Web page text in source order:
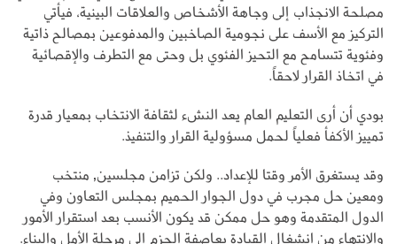
مصلحة الانجذاب إلى وجاهة الأشخاص والعلاقات البينية، فيأتي
التركيز مع الأسف على نجومية الصاخبين والمدفوعين بمصالح ذاتية
وفئوية تتسامح مع التحيز الفئوي بل وحتى مع التطرف والإقصائية
في اتخاذ القرار لاحقاً.
بودي أن أرى التعليم العام يعد النشء لثقافة الانتخاب بمعيار قدرة
تمييز الأكفأ فعلياً لحمل مسؤولية القرار والتنفيذ.
وقد يستغرق الأمر وقتا للإعداد.. ولكن تزامن مجلسين, منتخب
ومعين حل مجرب في دول الجوار الحميم بمجلس التعاون وفي
الدول المتقدمة وهو حل ممكن قد يكون الأنسب بعد استقرار الأمور
والانتهاء من انشغال القيادة بعاصفة الحزم إلى مرحلة الأمل والبناء.